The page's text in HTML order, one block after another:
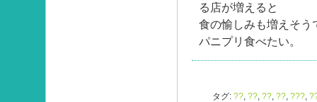
る店が増えると
食の愉しみも増えそう
パニプリ食べたい。
タグ: ??, ??, ??, ??, ???,